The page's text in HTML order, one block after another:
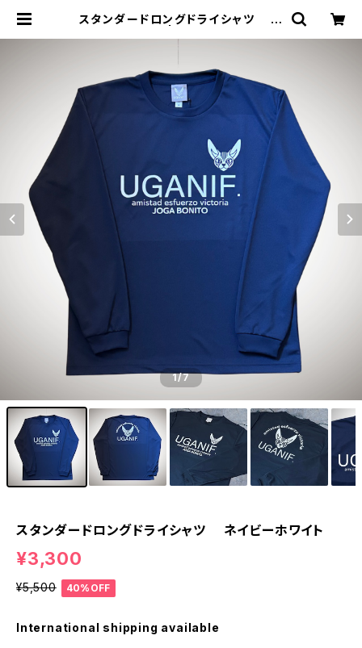
スタンダードロングドライシャツ ネ
S
1/7
スタンダードロングドライシャツ ネイビーホワイト
¥3,300
¥5,500 40%OFF
International shipping available